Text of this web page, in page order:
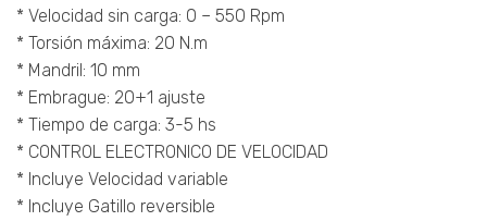
* Velocidad sin carga: 0 – 550 Rpm
* Torsión máxima: 20 N.m
* Mandril: 10 mm
* Embrague: 20+1 ajuste
* Tiempo de carga: 3-5 hs
* CONTROL ELECTRONICO DE VELOCIDAD
* Incluye Velocidad variable
* Incluye Gatillo reversible